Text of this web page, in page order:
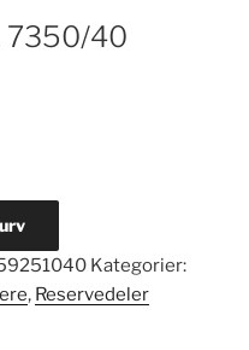
7350/40
Kategorier:
, Reservedeler